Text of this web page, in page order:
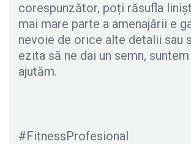
corespunzător, poți răsufla
mai mare parte a amenajării e
nevoie de orice alte detalii sau
ezita să ne dai un semn,
ajutăm.
#FitnessProfesional